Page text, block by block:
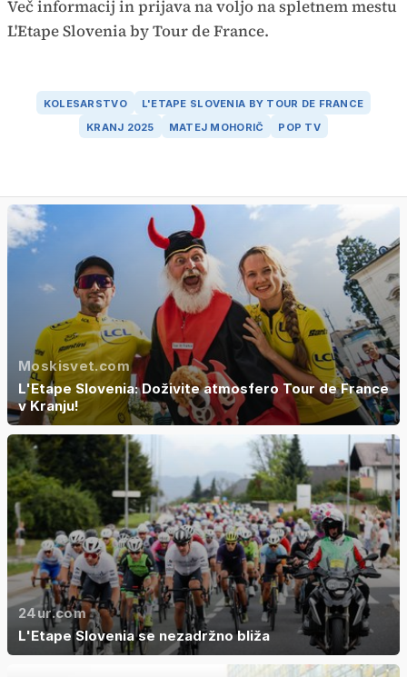
Več informacij in prijava na voljo na spletnem mestu
L'Etape Slovenia by Tour de France.
KOLESARSTVO
L'ETAPE SLOVENIA BY TOUR DE FRANCE
KRANJ 2025
MATEJ MOHORIČ POP TV
Moskisvet.com
L'Etape Slovenia: Doživite atmosfero Tour de France
v Kranju!
24ur.com
L'Etape Slovenia se nezadržno bliža